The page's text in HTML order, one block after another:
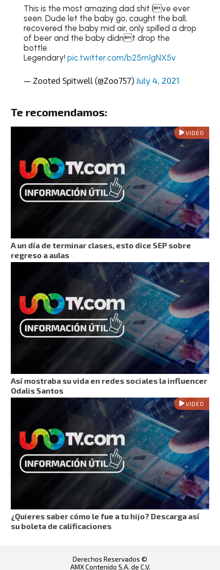
This is the most amazing dad shit Ive ever
seen. Dude let the baby go, caught the ball,
recovered the baby mid air, only spilled a drop
of beer and the baby didnt drop the
bottle.
Legendary! pic.twitter.com/b25m1gNX5v
— Zooted Spitwell (@Zoo757) July 4, 2021
Te recomendamos:
VIDEO
A un día de terminar clases, esto dice SEP sobre
regreso a aulas
Así mostraba su vida en redes sociales la influencer
Odalis Santos
VIDEO
¿Quieres saber cómo le fue a tu hijo? Descarga así
su boleta de calificaciones
Derechos Reservados ©
AMX Contenido S.A. de C.V.